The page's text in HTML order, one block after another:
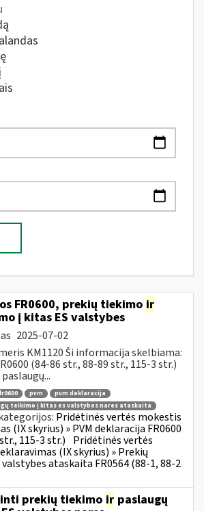
FR0600, prekių tiekimo ir
į kitas ES valstybes
2025-07-02
KM1120 Ši informacija skelbiama:
(84-86 str., 88-89 str., 115-3 str.)
paslaugų...
fr0600 pvm
pvm deklaracija
teikimo į kitas es valstybes nares ataskaita
Pridėtinės vertės mokestis
(IX skyrius) » PVM deklaracija FR0600
115-3 str.) Pridėtinės vertės
(IX skyrius) » Prekių
ataskaita FR0564 (88-1, 88-2
prekių tiekimo ir paslaugų